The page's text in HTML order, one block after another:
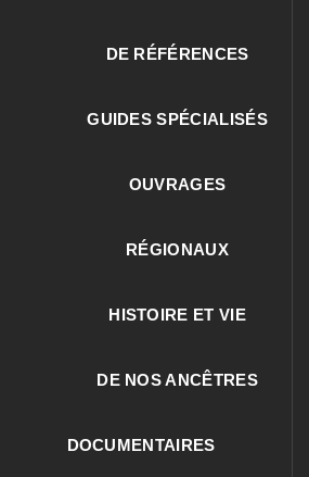
DE RÉFÉRENCES
GUIDES SPÉCIALISÉS
OUVRAGES
RÉGIONAUX
HISTOIRE ET VIE
DE NOS ANCÊTRES
DOCUMENTAIRES